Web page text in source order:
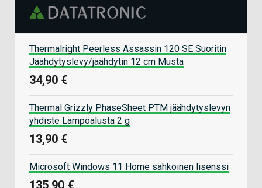
Thermalright Peerless Assassin 120 SE Suoritin
Jäähdytyslevy/jäähdytin 12 cm Musta
34,90 €
Thermal Grizzly PhaseSheet PTM jäähdytyslevyn
yhdiste Lämpöalusta 2 g
13,90 €
Microsoft Windows 11 Home sähköinen lisenssi
135,90 €